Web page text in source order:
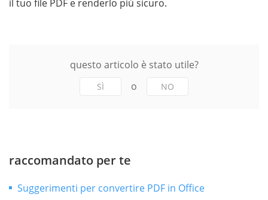
il tuo file PDF e renderlo più sicuro.
questo articolo è stato utile?
SÌ o NO
raccomandato per te
Suggerimenti per convertire PDF in Office